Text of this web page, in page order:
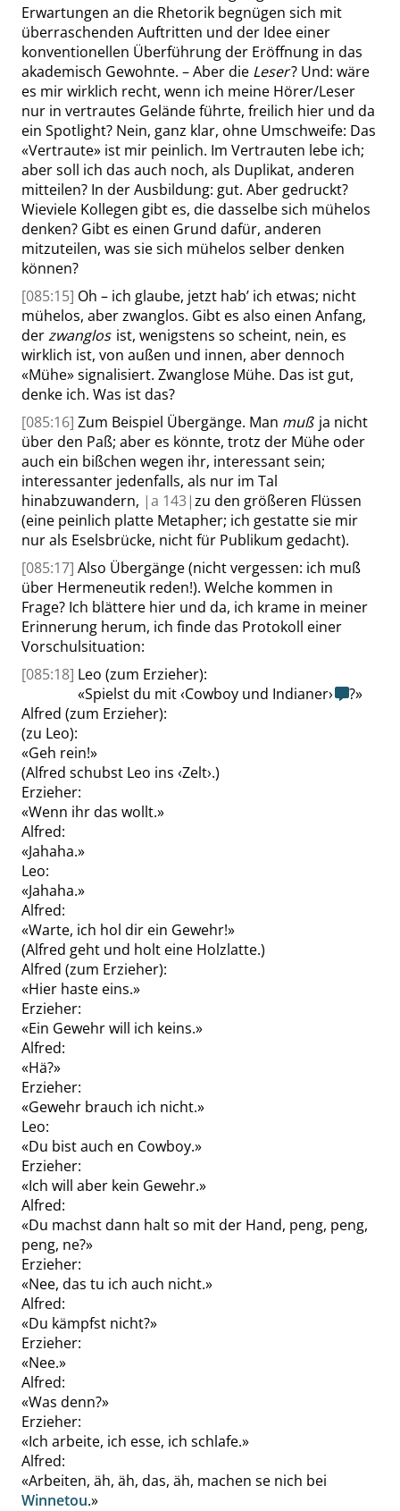
Erwartungen an die Rhetorik begnügen sich mit
überraschenden Auftritten und der Idee einer
konventionellen Überführung der Eröffnung in das
akademisch Gewohnte. – Aber die Leser? Und: wäre
es mir wirklich recht, wenn ich meine Hörer/Leser
nur in vertrautes Gelände führte, freilich hier und da
ein Spotlight? Nein, ganz klar, ohne Umschweife: Das
«Vertraute» ist mir peinlich. Im Vertrauten lebe ich;
aber soll ich das auch noch, als Duplikat, anderen
mitteilen? In der Ausbildung: gut. Aber gedruckt?
Wieviele Kollegen gibt es, die dasselbe sich mühelos
denken? Gibt es einen Grund dafür, anderen
mitzuteilen, was sie sich mühelos selber denken
können?
[085:15] Oh – ich glaube, jetzt hab’ ich etwas; nicht
mühelos, aber zwanglos. Gibt es also einen Anfang,
derzwanglos ist, wenigstens so scheint, nein, es
wirklich ist, von außen und innen, aber dennoch
«Mühe»signalisiert. Zwanglose Mühe. Das ist gut,
denke ich. Was ist das?
[085:16] Zum Beispiel Übergänge. Man muß ja nicht
über den Paß; aber es könnte, trotz der Mühe oder
auch ein bißchen wegen ihr, interessant sein;
interessanter jedenfalls, als nur im Tal
hinabzuwandern, |a 143|zu den größeren Flüssen
(eine peinlich platte Metapher; ich gestatte sie mir
nur als Eselsbrücke, nicht für Publikum gedacht).
[085:17] Also Übergänge (nicht vergessen: ich muß
über Hermeneutik reden!). Welche kommen in
Frage? Ich blättere hier und da, ich krame in meiner
Erinnerung herum, ich finde das Protokoll einer
Vorschulsituation:
[085:18] Leo (zum Erzieher):
«Spielst du mit‹Cowboy und Indianer› ?»
Alfred (zum Erzieher):
(zu Leo):
«Geh rein!»
(Alfred schubst Leo ins ‹Zelt›.)
Erzieher:
«Wenn ihr das wollt.»
Alfred:
«Jahaha.»
Leo:
«Jahaha.»
Alfred:
«Warte, ich hol dir ein Gewehr!»
(Alfred geht und holt eine Holzlatte.)
Alfred (zum Erzieher):
«Hier haste eins.»
Erzieher:
«Ein Gewehr will ich keins.»
Alfred:
«Hä?»
Erzieher:
«Gewehr brauch ich nicht.»
Leo:
«Du bist auch en Cowboy.»
Erzieher:
«Ich will aber kein Gewehr.»
Alfred:
«Du machst dann halt so mit der Hand, peng, peng,
peng, ne?»
Erzieher:
«Nee, das tu ich auch nicht.»
Alfred:
«Du kämpfst nicht?»
Erzieher:
«Nee.»
Alfred:
«Was denn?»
Erzieher:
«Ich arbeite, ich esse, ich schlafe.»
Alfred:
«Arbeiten, äh, äh, das, äh, machen se nich bei
Winnetou.»